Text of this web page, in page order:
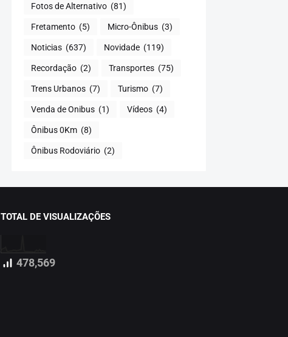
Fotos de Alternativo (81)
Fretamento (5) Micro-Ônibus (3)
Noticias (637) Novidade (119)
Recordação (2) Transportes (75)
Trens Urbanos (7) Turismo (7)
Venda de Onibus (1) Vídeos (4)
Ônibus 0Km (8)
Ônibus Rodoviário (2)
TOTAL DE VISUALIZAÇÕES
478,569